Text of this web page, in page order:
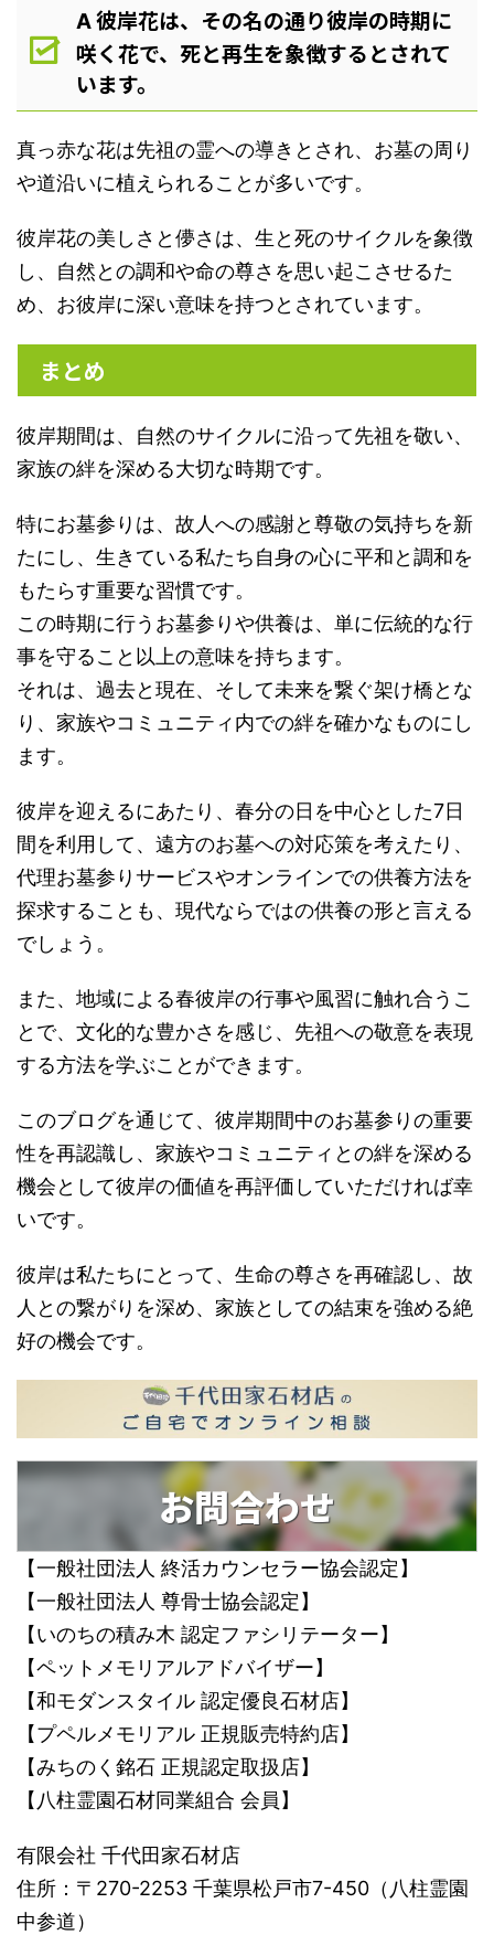
A彼岸花は、その名の通り彼岸の時期に
咲く花で、死と再生を象徴するとされて
います。
真っ赤な花は先祖の霊への導きとされ、お墓の周り
や道沿いに植えられることが多いです。
彼岸花の美しさと儚さは、生と死のサイクルを象徴
し、自然との調和や命の尊さを思い起こさせるた
め、お彼岸に深い意味を持つとされています。
まとめ
彼岸期間は、自然のサイクルに沿って先祖を敬い、
家族の絆を深める大切な時期です。
特にお墓参りは、故人への感謝と尊敬の気持ちを新
たにし、生きている私たち自身の心に平和と調和を
もたらす重要な習慣です。
この時期に行うお墓参りや供養は、単に伝統的な行
事を守ること以上の意味を持ちます。
それは、過去と現在、そして未来を繋ぐ架け橋とな
り、家族やコミュニティ内での絆を確かなものにし
ます。
彼岸を迎えるにあたり、春分の日を中心とした7日
間を利用して、遠方のお墓への対応策を考えたり、
代理お墓参りサービスやオンラインでの供養方法を
探求することも、現代ならではの供養の形と言える
でしょう。
また、地域による春彼岸の行事や風習に触れ合うこ
とで、文化的な豊かさを感じ、先祖への敬意を表現
する方法を学ぶことができます。
このブログを通じて、彼岸期間中のお墓参りの重要
性を再認識し、家族やコミュニティとの絆を深める
機会として彼岸の価値を再評価していただければ幸
いです。
彼岸は私たちにとって、生命の尊さを再確認し、故
人との繋がりを深め、家族としての結束を強める絶
好の機会です。
お問合わせ
【一般社団法人 終活カウンセラー協会認定】
【一般社団法人 尊骨士協会認定】
【いのちの積み木 認定ファシリテーター】
【ペットメモリアルアドバイザー】
【和モダンスタイル 認定優良石材店】
【プペルメモリアル 正規販売特約店】
【みちのく銘石 正規認定取扱店】
【八柱霊園石材同業組合 会員】
有限会社 千代田家石材店
住所：〒270-2253 千葉県松戸市7-450（八柱霊園
中参道）